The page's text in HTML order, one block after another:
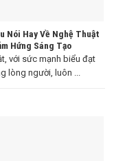
Nói Hay Về Nghệ Thuật
Hứng Sáng Tạo
với sức mạnh biểu đạt
lòng người, luôn ...